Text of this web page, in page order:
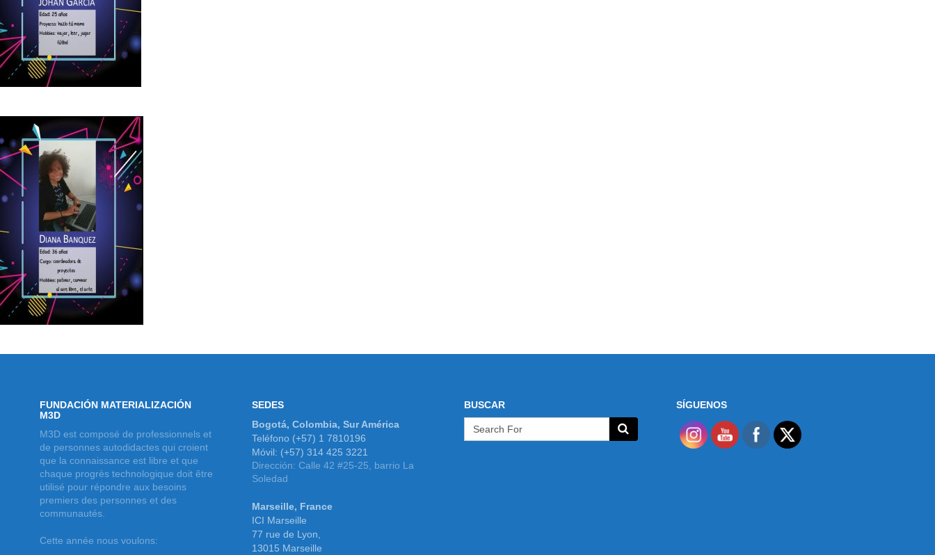
FUNDACIÓN MATERIALIZACIÓN
M3D
M3D est composé de professionnels et
de personnes autodidactes qui croient
que la connaissance est libre et que
chaque progrès technologique doit être
utilisé pour répondre aux besoins
premiers des personnes et des
communautés.
Cette année nous voulons:
SEDES
Bogotá, Colombia, Sur América
Teléfono (+57) 1 7810196
Móvil: (+57) 314 425 3221
Dirección: Calle 42 #25-25, barrio La
Soledad
Marseille, France
ICI Marseille
77 rue de Lyon,
13015 Marseille
BUSCAR SÍGUENOS